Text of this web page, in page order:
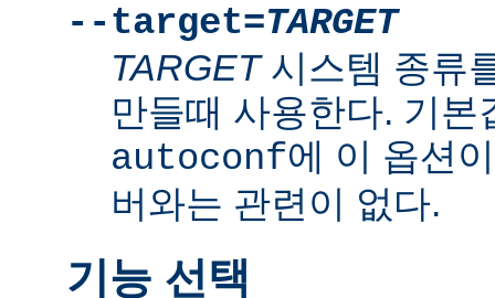
--target=TARGET
TARGET시스템 종류
만들때 사용한다. 기
autoconf에 이 옵션
버와는 관련이 없다.
기능 선택